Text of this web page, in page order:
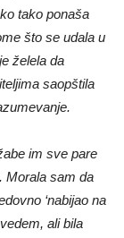
tako ponaša
što se udala u
želela da
saopštila
im sve pare
Morala sam da
‘nabijao na
ali bila